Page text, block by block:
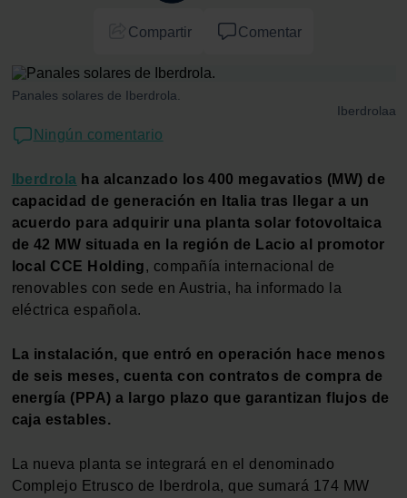
Compartir Comentar
Panales solares de Iberdrola.
Iberdrolaa
Ningún comentario
Iberdrola ha alcanzado los 400 megavatios (MW) de
capacidad de generación en Italia tras llegar a un
acuerdo para adquirir una planta solar fotovoltaica
de 42 MW situada en la región de Lacio al promotor
local CCE Holding, compañía internacional de
renovables con sede en Austria, ha informado la
eléctrica española.
La instalación, que entró en operación hace menos
de seis meses, cuenta con contratos de compra de
energía (PPA) a largo plazo que garantizan flujos de
caja estables.
La nueva planta se integrará en el denominado
Complejo Etrusco de Iberdrola, que sumará 174 MW